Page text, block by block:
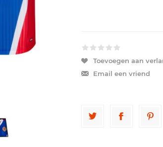
Toevoegen aan
Email een vriend